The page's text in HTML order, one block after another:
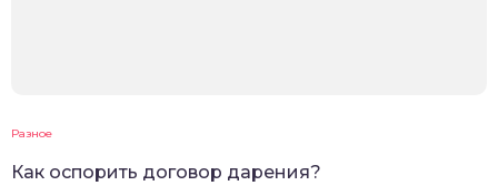
Разное
Как оспорить договор дарения?